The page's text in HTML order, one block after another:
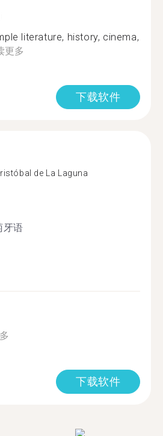
literature, history, cinema,
更多
下载软件
de La Laguna
牙语
下载软件